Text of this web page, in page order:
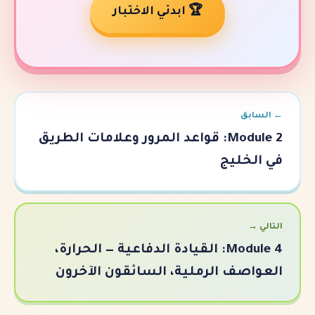
🏆 ابدئي الاختبار
Module 2: قواعد المرور وعلامات الطريق
Module 4: القيادة الدفاعية — الحرارة،
الرملية، السائقون الآخرون